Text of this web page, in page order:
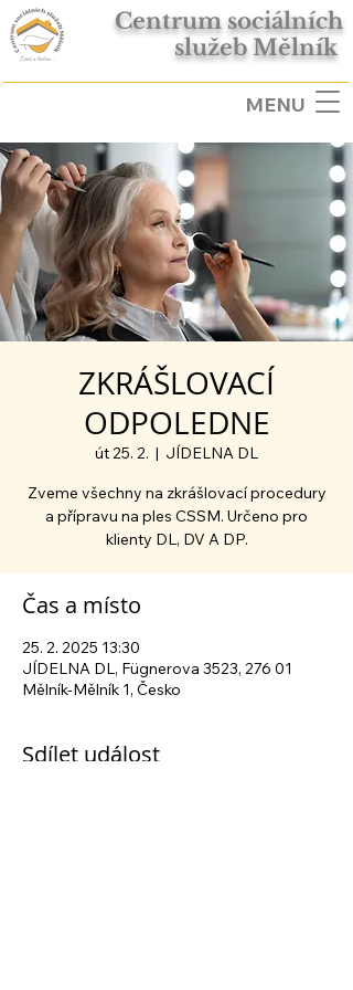
Centrum sociálních
služeb Mělník
MENU
ZKRÁŠLOVACÍ
ODPOLEDNE
út 25. 2.
  |
JÍDELNA DL
Zveme všechny na zkrášlovací procedury
a přípravu na ples CSSM. Určeno pro
klienty DL, DV A DP.
Čas a místo
25. 2. 2025 13:30
JÍDELNA DL, Fügnerova 3523, 276 01
Mělník-Mělník 1, Česko
Sdílet událost